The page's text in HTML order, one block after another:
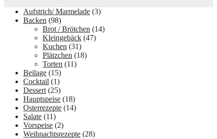
Aufstrich/ Marmelade (3)
Backen (98)
Brot / Brötchen (14)
Kleingebäck (47)
Kuchen (31)
Plätzchen (18)
Torten (11)
Beilage (15)
Cocktail (1)
Dessert (25)
Hauptspeise (18)
Osterrezepte (14)
Salate (11)
Vorspeise (2)
Weihnachtsrezepte (28)